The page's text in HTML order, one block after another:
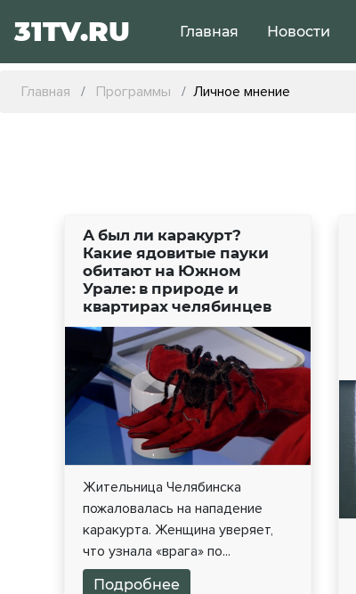
31TV.RU Главная Новости
Главная Программы Личное мнение
А был ли каракурт?
Какие ядовитые пауки
обитают на Южном
Урале: в природе и
квартирах челябинцев
Жительница Челябинска
пожаловалась на нападение
каракурта. Женщина уверяет,
что узнала «врага» по...
Подробнее